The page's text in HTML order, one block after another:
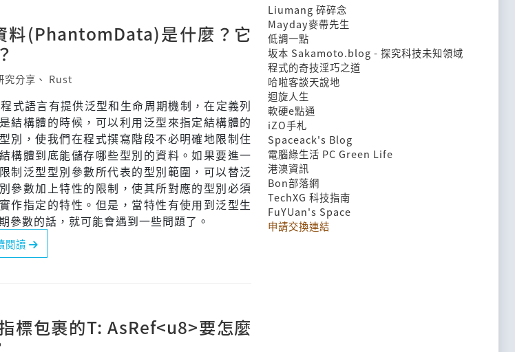
料(PhantomData)是什麼？它
究分享 、 Rust
式語言有提供泛型和生命周期機制，在定義列
結構體的時候，可以利用泛型來指定結構體的
別，使我們在程式撰寫階段不必明確地限制住
構體到底能儲存哪些型別的資料。如果要進一
制泛型型別參數所代表的型別範圍，可以替泛
參數加上特性的限制，使其所對應的型別必須
作指定的特性。但是，當特性有使用到泛型生
參數的話，就可能會遇到一些問題了。
閱讀
標包裹的T: AsRef<u8>要怎麼
Liumang 碎碎念
Mayday麥帶先生
低調一點
坂本 Sakamoto.blog - 探究科技未知領域
程式的奇技淫巧之道
哈啦客談天說地
迴旋人生
軟硬e點通
iZO手札
Spaceack's Blog
電腦綠生活 PC Green Life
港澳資訊
Bon部落網
TechXG 科技指南
FuYUan's Space
申請交換連結